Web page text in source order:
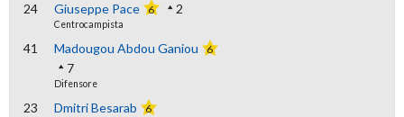
24 Giuseppe Pace 6 2
Centrocampista
41 Madougou Abdou Ganiou 6
7
Difensore
23 Dmitri Besarab 6